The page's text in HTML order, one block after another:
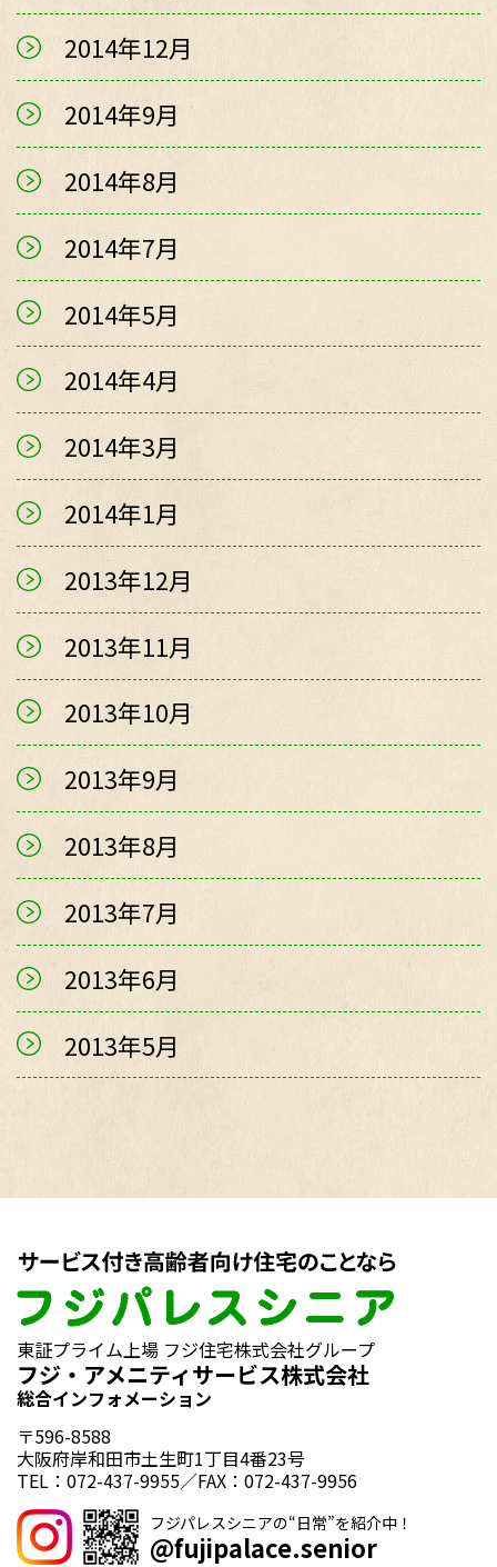
2014年12月
2014年9月
2014年8月
2014年7月
2014年5月
2014年4月
2014年3月
2014年1月
2013年12月
2013年11月
2013年10月
2013年9月
2013年8月
2013年7月
2013年6月
2013年5月
東証プライム上場 フジ住宅株式会社グループ
フジ・アメニティサービス株式会社
総合インフォメーション
〒596-8588
大阪府岸和田市土生町1丁目4番23号
TEL：072-437-9955／FAX：072-437-9956
フジパレスシニアの“日常”を紹介中！
@fujipalace.senior